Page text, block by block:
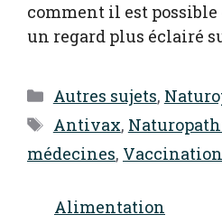
comment il est possible
un regard plus éclairé
Catégories
Autres sujets,
Étiquettes
Antivax,
médecines, Vaccination
Alimentation